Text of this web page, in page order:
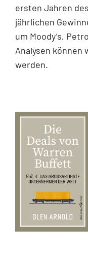
ersten Jahren
jährlichen
um Moody’s,
Analysen
werden.